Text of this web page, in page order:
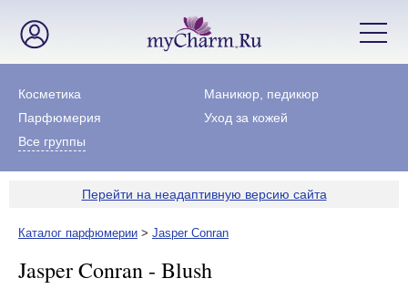
Косметика
Маникюр, педикюр
Парфюмерия
Уход за кожей
Все группы
Перейти на неадаптивную версию сайта
Каталог парфюмерии > Jasper Conran
Jasper Conran - Blush